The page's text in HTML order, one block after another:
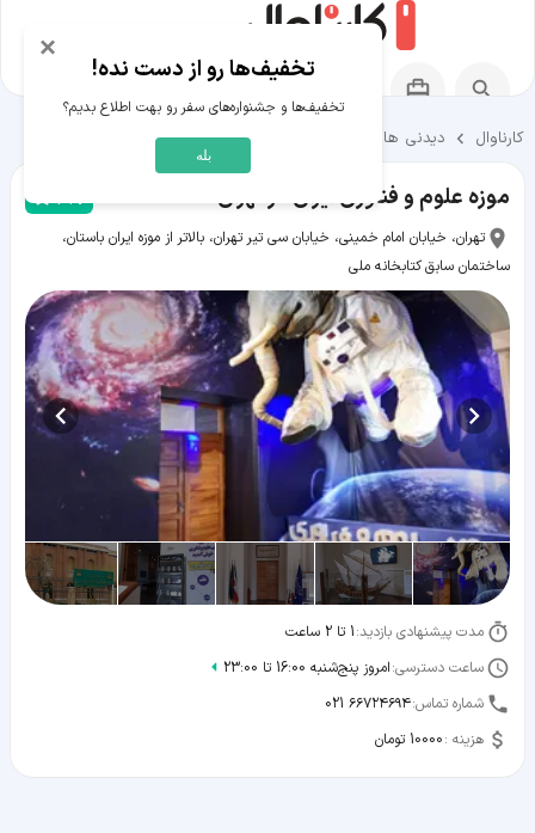
کارناوال دیدنی ها و تفریحات دیدنی ها و تفریحات تهران
موزه علوم و فناوری ایران در تهران 4.7
تهران، خیابان امام خمینی، خیابان سی تیر تهران، بالاتر از موزه ایران باستان،
ساختمان سابق کتابخانه ملی
مدت پیشنهادی بازدید:1 تا 2 ساعت
ساعت دسترسی:امروز پنج‌شنبه 16:00 تا 23:00
شماره تماس:021 ۶۶۷۲۴۶۹۴
هزینه :10000 تومان
×
تخفیف‌ها رو از دست نده!
تخفیف‌ها و جشنواره‌های سفر رو بهت اطلاع بدیم؟
بله